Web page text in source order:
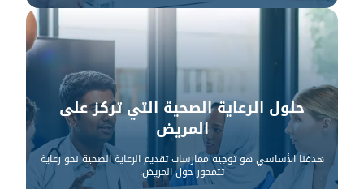
حلول الرعاية الصحية التي تركز على
المريض
هدفنا الأساسي هو توجيه ممارسات تقديم الرعاية الصحية نحو رعاية
تتمحور حول المريض.